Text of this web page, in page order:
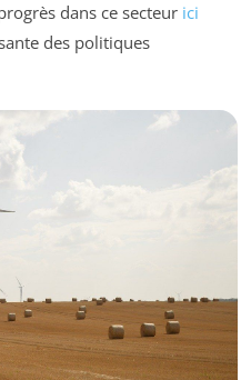
dans ce secteur ici
des politiques